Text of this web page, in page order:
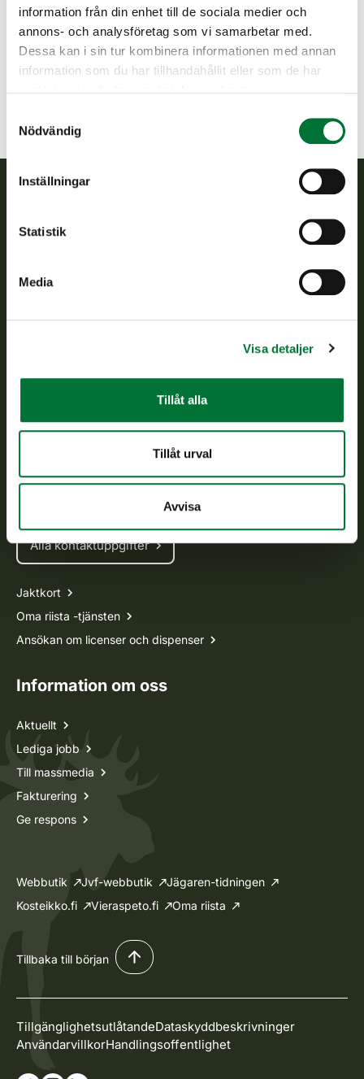
information från din enhet till de sociala medier och
annons- och analysföretag som vi samarbetar med.
Dessa kan i sin tur kombinera informationen med annan
information som du har tillhandahållit eller som de har
Nödvändig
Inställningar
Statistik
Media
Visa detaljer
Tillåt alla
Tillåt urval
Avvisa
Lappland
Lappland
Lappi@riista.fi
jaktvårdsföreningarnas verksamhet, ser till att viltpolitiken
verkställs och svarar för de offentliga förvaltningsuppgifter
Vardagar kl. 9–15
Alla kontaktuppgifter
Jaktkort
Oma riista -tjänsten
Ansökan om licenser och dispenser
Information om oss
Aktuellt
Lediga jobb
Till massmedia
Fakturering
Ge respons
Webbutik Jvf-webbutik
Jägaren-tidningen
Kosteikko.fi
Vieraspeto.fi Oma riista
Tillbaka till början
TillgänglighetsutlåtandeDataskyddbeskrivninger
AnvändarvillkorHandlingsoffentlighet